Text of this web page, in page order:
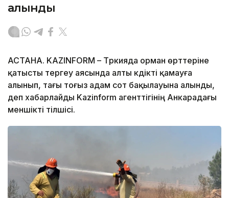
алынды
АСТАНА. KAZINFORM – Түркияда орман өрттеріне
қатысты тергеу аясында алты күдікті қамауға
алынып, тағы тоғыз адам сот бақылауына алынды,
деп хабарлайды Kazinform агенттігінің Анкарадағы
меншікті тілшісі.